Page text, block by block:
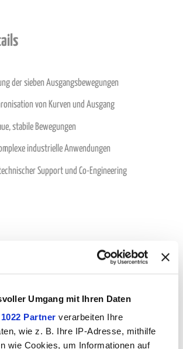
Umgang mit Ihren Daten
Partner verarbeiten Ihre
wie z. B. Ihre IP-Adresse, mithilfe
wie Cookies, um Informationen auf
der sieben Ausgangsbewegungen
von Kurven und Ausgang
stabile Bewegungen
industrielle Anwendungen
Support und Co-Engineering
mit intermittierenden und oszillierenden
perfekte Synchronisation und langfristige